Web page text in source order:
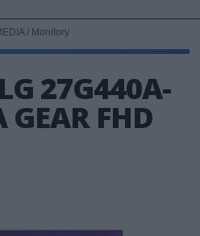
/ Monitory
27G440A-
GEAR FHD